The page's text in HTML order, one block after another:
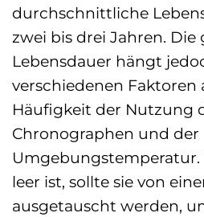
durchschnittliche
zwei bis drei Jahren. Die
Lebensdauer hängt
verschiedenen Faktoren
Häufigkeit der Nutzung
Chronographen und der
leer ist, sollte sie von
ausgetauscht werden,